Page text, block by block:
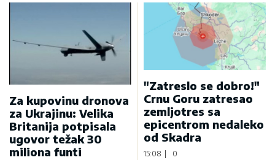
Za kupovinu dronova
za Ukrajinu: Velika
Britanija potpisala
ugovor težak 30
miliona funti
"Zatreslo se dobro!"
Crnu Goru zatresao
zemljotres sa
epicentrom nedaleko
od Skadra
15:08 | 0